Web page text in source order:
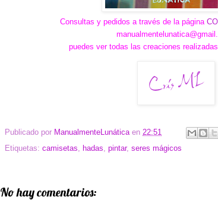
Consultas y pedidos a través de la página
puedes ver todas las creaciones
Publicado por ManualmenteLunática en 22:51
Etiquetas: camisetas hadas pintar, seres mágicos
No hay comentarios: